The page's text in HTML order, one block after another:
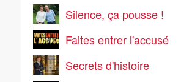
Silence, ça pousse !
Faites entrer l'accusé
Secrets d'histoire